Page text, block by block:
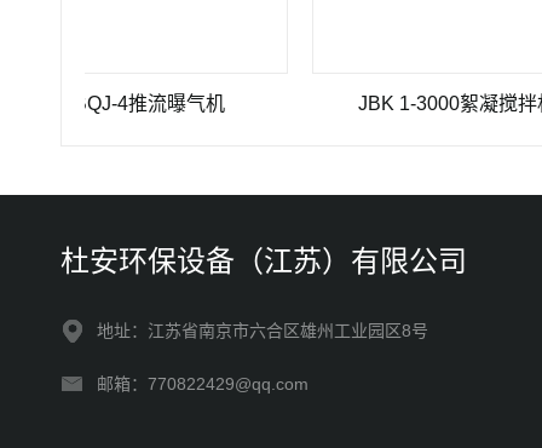
TBQJ-4推流曝气机 JBK 1-3000絮凝搅拌机
杜安环保设备（江苏）有限公司
地址：江苏省南京市六合区雄州工业园区8号
邮箱：770822429@qq.com